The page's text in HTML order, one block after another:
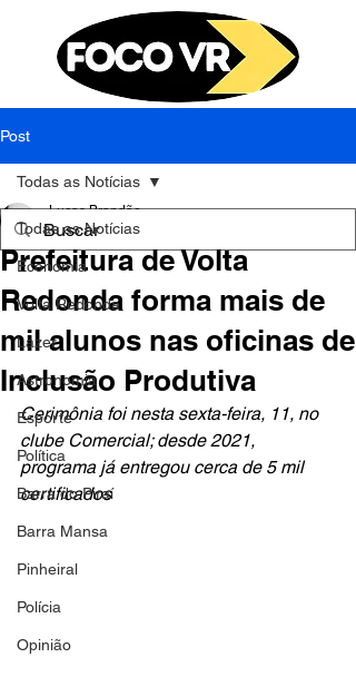
Post
Todas as Notícias
Economia
Volta Redonda
Lazer
Astronomia
Esporte
Política
Barra do Piraí
Barra Mansa
Pinheiral
Polícia
Opinião
Todas as Notícias
Prefeitura de Volta
Redonda forma mais de
mil alunos nas oficinas de
Inclusão Produtiva
Lucas Brandão
11 de ago. de 2023
Cerimônia foi nesta sexta-feira, 11, no
clube Comercial; desde 2021,
programa já entregou cerca de 5 mil
certificados